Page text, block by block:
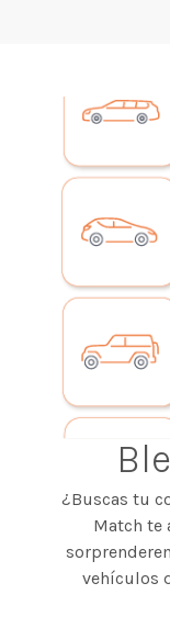
¿Buscas tu
Match te
vehículos